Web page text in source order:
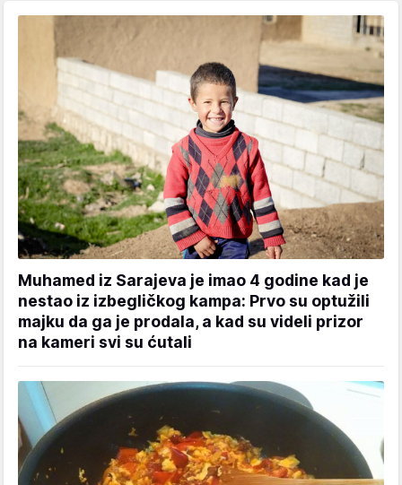
Muhamed iz Sarajeva je imao 4 godine kad je
nestao iz izbegličkog kampa: Prvo su optužili
majku da ga je prodala, a kad su videli prizor
na kameri svi su ćutali